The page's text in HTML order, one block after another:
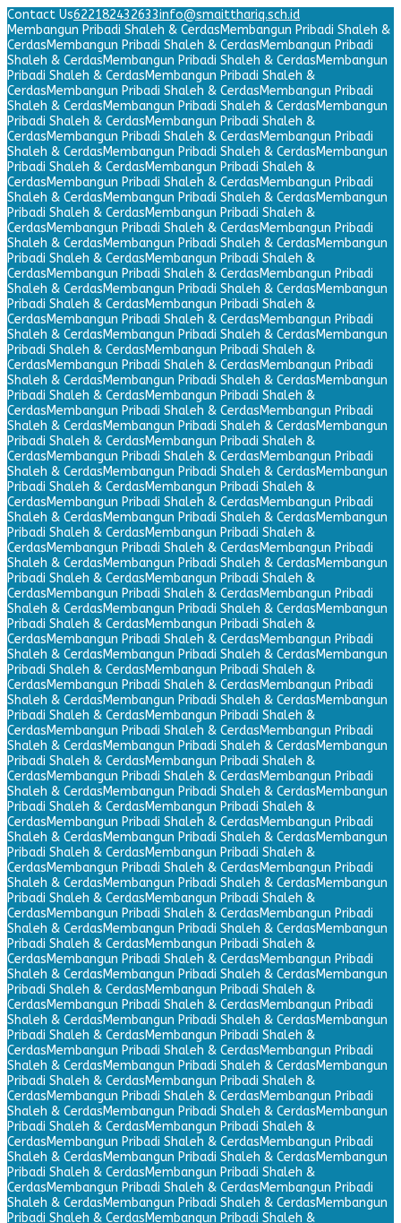
Contact Us622182432633info@smaitthariq.sch.id
Membangun Pribadi Shaleh & CerdasMembangun Pribadi Shaleh &
CerdasMembangun Pribadi Shaleh & CerdasMembangun Pribadi
Shaleh & CerdasMembangun Pribadi Shaleh & CerdasMembangun
Pribadi Shaleh & CerdasMembangun Pribadi Shaleh &
CerdasMembangun Pribadi Shaleh & CerdasMembangun Pribadi
Shaleh & CerdasMembangun Pribadi Shaleh & CerdasMembangun
Pribadi Shaleh & CerdasMembangun Pribadi Shaleh &
CerdasMembangun Pribadi Shaleh & CerdasMembangun Pribadi
Shaleh & CerdasMembangun Pribadi Shaleh & CerdasMembangun
Pribadi Shaleh & CerdasMembangun Pribadi Shaleh &
CerdasMembangun Pribadi Shaleh & CerdasMembangun Pribadi
Shaleh & CerdasMembangun Pribadi Shaleh & CerdasMembangun
Pribadi Shaleh & CerdasMembangun Pribadi Shaleh &
CerdasMembangun Pribadi Shaleh & CerdasMembangun Pribadi
Shaleh & CerdasMembangun Pribadi Shaleh & CerdasMembangun
Pribadi Shaleh & CerdasMembangun Pribadi Shaleh &
CerdasMembangun Pribadi Shaleh & CerdasMembangun Pribadi
Shaleh & CerdasMembangun Pribadi Shaleh & CerdasMembangun
Pribadi Shaleh & CerdasMembangun Pribadi Shaleh &
CerdasMembangun Pribadi Shaleh & CerdasMembangun Pribadi
Shaleh & CerdasMembangun Pribadi Shaleh & CerdasMembangun
Pribadi Shaleh & CerdasMembangun Pribadi Shaleh &
CerdasMembangun Pribadi Shaleh & CerdasMembangun Pribadi
Shaleh & CerdasMembangun Pribadi Shaleh & CerdasMembangun
Pribadi Shaleh & CerdasMembangun Pribadi Shaleh &
CerdasMembangun Pribadi Shaleh & CerdasMembangun Pribadi
Shaleh & CerdasMembangun Pribadi Shaleh & CerdasMembangun
Pribadi Shaleh & CerdasMembangun Pribadi Shaleh &
CerdasMembangun Pribadi Shaleh & CerdasMembangun Pribadi
Shaleh & CerdasMembangun Pribadi Shaleh & CerdasMembangun
Pribadi Shaleh & CerdasMembangun Pribadi Shaleh &
CerdasMembangun Pribadi Shaleh & CerdasMembangun Pribadi
Shaleh & CerdasMembangun Pribadi Shaleh & CerdasMembangun
Pribadi Shaleh & CerdasMembangun Pribadi Shaleh &
CerdasMembangun Pribadi Shaleh & CerdasMembangun Pribadi
Shaleh & CerdasMembangun Pribadi Shaleh & CerdasMembangun
Pribadi Shaleh & CerdasMembangun Pribadi Shaleh &
CerdasMembangun Pribadi Shaleh & CerdasMembangun Pribadi
Shaleh & CerdasMembangun Pribadi Shaleh & CerdasMembangun
Pribadi Shaleh & CerdasMembangun Pribadi Shaleh &
CerdasMembangun Pribadi Shaleh & CerdasMembangun Pribadi
Shaleh & CerdasMembangun Pribadi Shaleh & CerdasMembangun
Pribadi Shaleh & CerdasMembangun Pribadi Shaleh &
CerdasMembangun Pribadi Shaleh & CerdasMembangun Pribadi
Shaleh & CerdasMembangun Pribadi Shaleh & CerdasMembangun
Pribadi Shaleh & CerdasMembangun Pribadi Shaleh &
CerdasMembangun Pribadi Shaleh & CerdasMembangun Pribadi
Shaleh & CerdasMembangun Pribadi Shaleh & CerdasMembangun
Pribadi Shaleh & CerdasMembangun Pribadi Shaleh &
CerdasMembangun Pribadi Shaleh & CerdasMembangun Pribadi
Shaleh & CerdasMembangun Pribadi Shaleh & CerdasMembangun
Pribadi Shaleh & CerdasMembangun Pribadi Shaleh &
CerdasMembangun Pribadi Shaleh & CerdasMembangun Pribadi
Shaleh & CerdasMembangun Pribadi Shaleh & CerdasMembangun
Pribadi Shaleh & CerdasMembangun Pribadi Shaleh &
CerdasMembangun Pribadi Shaleh & CerdasMembangun Pribadi
Shaleh & CerdasMembangun Pribadi Shaleh & CerdasMembangun
Pribadi Shaleh & CerdasMembangun Pribadi Shaleh &
CerdasMembangun Pribadi Shaleh & CerdasMembangun Pribadi
Shaleh & CerdasMembangun Pribadi Shaleh & CerdasMembangun
Pribadi Shaleh & CerdasMembangun Pribadi Shaleh &
CerdasMembangun Pribadi Shaleh & CerdasMembangun Pribadi
Shaleh & CerdasMembangun Pribadi Shaleh & CerdasMembangun
Pribadi Shaleh & CerdasMembangun Pribadi Shaleh &
CerdasMembangun Pribadi Shaleh & CerdasMembangun Pribadi
Shaleh & CerdasMembangun Pribadi Shaleh & CerdasMembangun
Pribadi Shaleh & CerdasMembangun Pribadi Shaleh &
CerdasMembangun Pribadi Shaleh & CerdasMembangun Pribadi
Shaleh & CerdasMembangun Pribadi Shaleh & CerdasMembangun
Pribadi Shaleh & CerdasMembangun Pribadi Shaleh &
CerdasMembangun Pribadi Shaleh & CerdasMembangun Pribadi
Shaleh & CerdasMembangun Pribadi Shaleh & CerdasMembangun
Pribadi Shaleh & CerdasMembangun Pribadi Shaleh &
CerdasMembangun Pribadi Shaleh & CerdasMembangun Pribadi
Shaleh & CerdasMembangun Pribadi Shaleh & CerdasMembangun
Pribadi Shaleh & CerdasMembangun Pribadi Shaleh &
CerdasMembangun Pribadi Shaleh & CerdasMembangun Pribadi
Shaleh & CerdasMembangun Pribadi Shaleh & CerdasMembangun
Pribadi Shaleh & CerdasMembangun Pribadi Shaleh &